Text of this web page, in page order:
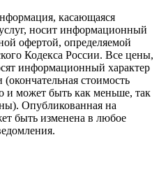
касающаяся
носит информационный
офертой, определяемой
Кодекса России. Все цены,
информационный характер
стоимость
и может быть как меньше, так
Опубликованная на
быть изменена в любое